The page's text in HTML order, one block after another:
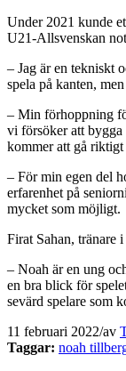
Under 2021 kunde
U21-Allsvenskan
– Jag är en tekniskt
spela på kanten,
– Min förhoppning
vi försöker att
kommer att gå riktigt
– För min egen del
erfarenhet på
mycket som möjligt.
Firat Sahan, tränare
– Noah är en ung
en bra blick för
sevärd spelare som
11 februari 2022/av
Taggar: noah